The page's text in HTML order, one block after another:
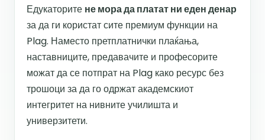
Едукаторите не мора да платат ни еден денар
за да ги користат сите премиум функции на
Plag. Наместо претплатнички плаќања,
наставниците, предавачите и професорите
можат да се потпрат на Plag како ресурс без
трошоци за да го одржат академскиот
интегритет на нивните училишта и
универзитети.